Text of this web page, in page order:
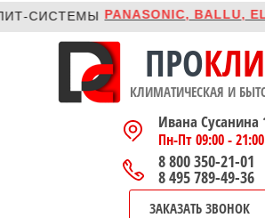
СИСТЕМЫ PANASONIC, BALLU,
ПРО
КЛИМАТИЧЕСКАЯ И
Ивана Сусанина
Пн-Пт 09:00 - 21:00
8 800 350-21-01
8 495 789-49-36
ЗАКАЗАТЬ ЗВОНОК